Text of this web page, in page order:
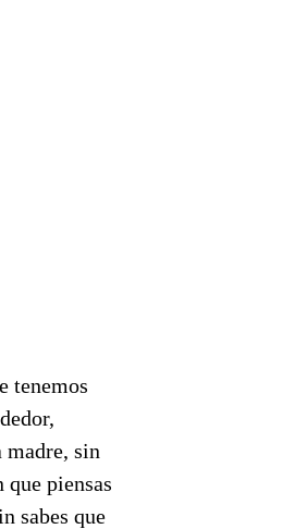
tenemos
madre, sin
piensas
sabes que